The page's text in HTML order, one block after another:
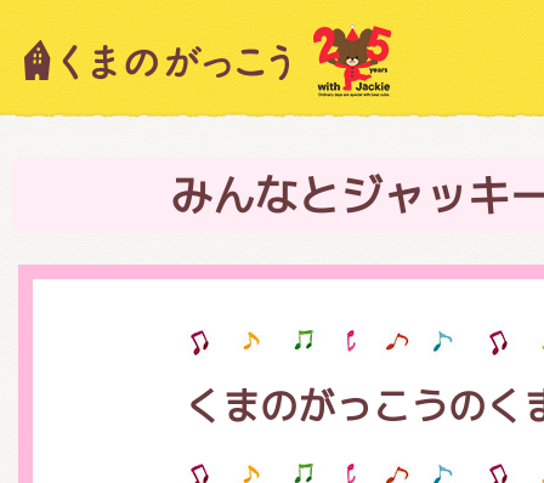
みんなとジャッキ
くまのがっこうのく
キャラクター紹介
ニュース
絵本・作家紹介